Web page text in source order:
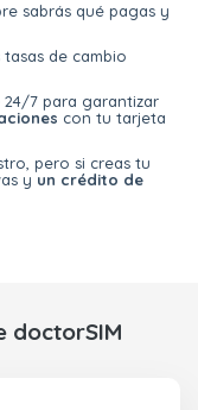
sabrás qué pagas y
de cambio
7 para garantizar
con tu tarjeta
pero si creas tu
y un crédito de
doctorSIM